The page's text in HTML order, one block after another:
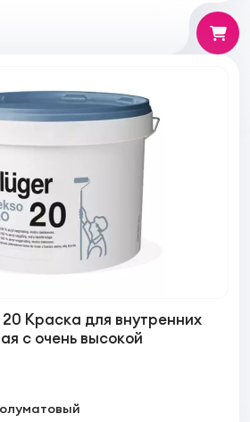
Краска для внутренних
с очень высокой